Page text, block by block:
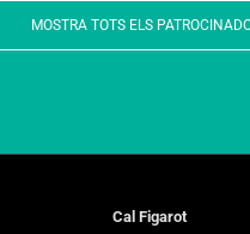
MOSTRA TOTS ELS
Cal Figarot